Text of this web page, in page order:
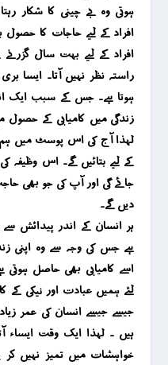
ہوتی وہ بے چینی کا شکار
افراد کے لیے حاجات کا
افراد کے لیے بہت سال
راستہ نظر نہیں آتا۔ ایسا
ہوتا ہے۔ جس کے سبب ایک
زندگی میں کامیابی کے حصول
لہذا آج کی اس پوسٹ میں ہم
کے لیے بتائیں گے۔ اس
جائے گی اور آپ کی جو بھی
دیں گے۔
ہر انسان کے اندر پیدائش
ہے جس کی وجہ سے وہ اپنی
اسے کامیابی بھی حاصل ہوتی
لئے ہمیں عبادت اور نیکی
جیسے جیسے انسان کی عمر
ہیں ۔ لہذا ایک وقت ایساء
خواہشات میں تمیز نہیں کر